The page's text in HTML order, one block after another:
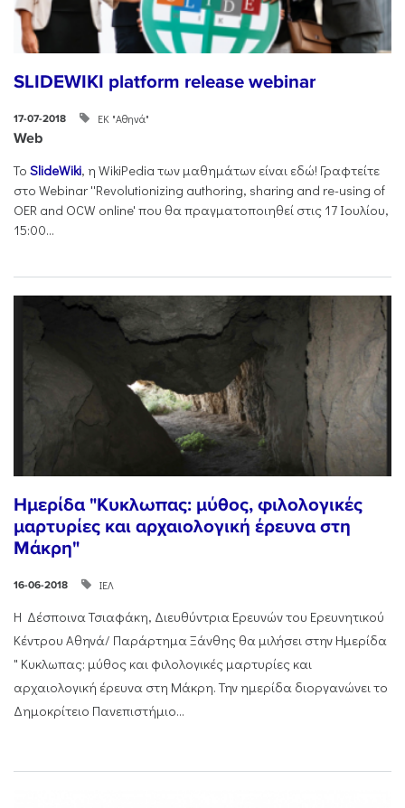
SLIDEWIKI platform release webinar
17-07-2018 ΕΚ "Αθηνά"
Web
Το SlideWiki, η WikiPedia των μαθημάτων είναι εδώ! Γραφτείτε
στο Webinar ''Revolutionizing authoring, sharing and re-using of
OER and OCW online' που θα πραγματοποιηθεί στις 17 Ιουλίου,
15:00...
Ημερίδα "Κυκλωπας: μύθος, φιλολογικές
μαρτυρίες και αρχαιολογική έρευνα στη
Μάκρη"
16-06-2018 ΙΕΛ
H Δέσποινα Τσιαφάκη, Διευθύντρια Ερευνών του Ερευνητικού
Κέντρου Αθηνά/ Παράρτημα Ξάνθης θα μιλήσει στην Ημερίδα
" Κυκλωπας: μύθος και φιλολογικές μαρτυρίες και
αρχαιολογική έρευνα στη Μάκρη. Την ημερίδα διοργανώνει το
Δημοκρίτειο Πανεπιστήμιο...